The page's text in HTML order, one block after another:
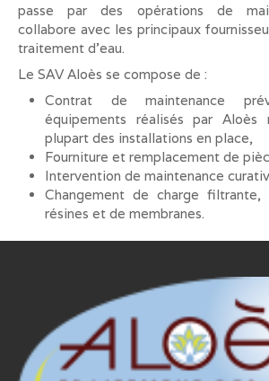
passe par des opérations de
collabore avec les principaux
traitement d’eau.
Le SAV Aloès se compose de :
Contrat de maintenance
équipements réalisés par Aloès
plupart des installations en place,
Fourniture et remplacement de
Intervention de maintenance
Changement de charge filtrante,
résines et de membranes.